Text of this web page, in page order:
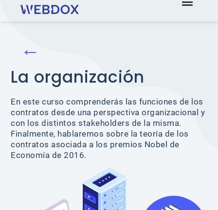
←
La organización
En este curso comprenderás las funciones de los
contratos desde una perspectiva organizacional y
con los distintos stakeholders de la misma.
Finalmente, hablaremos sobre la teoría de los
contratos asociada a los premios Nobel de
Economía de 2016.